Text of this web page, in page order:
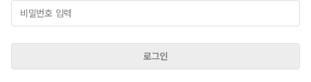
로그인